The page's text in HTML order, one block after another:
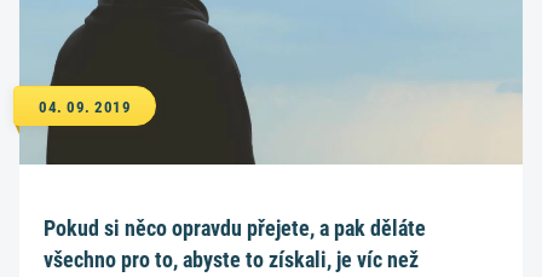
04. 09. 2019
Pokud si něco opravdu přejete, a pak děláte
všechno pro to, abyste to získali, je víc než